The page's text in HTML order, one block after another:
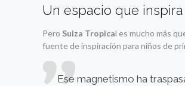
Un espacio que
Pero Suiza Tropical es mucho más
fuente de inspiración para niños de
Ese magnetismo ha